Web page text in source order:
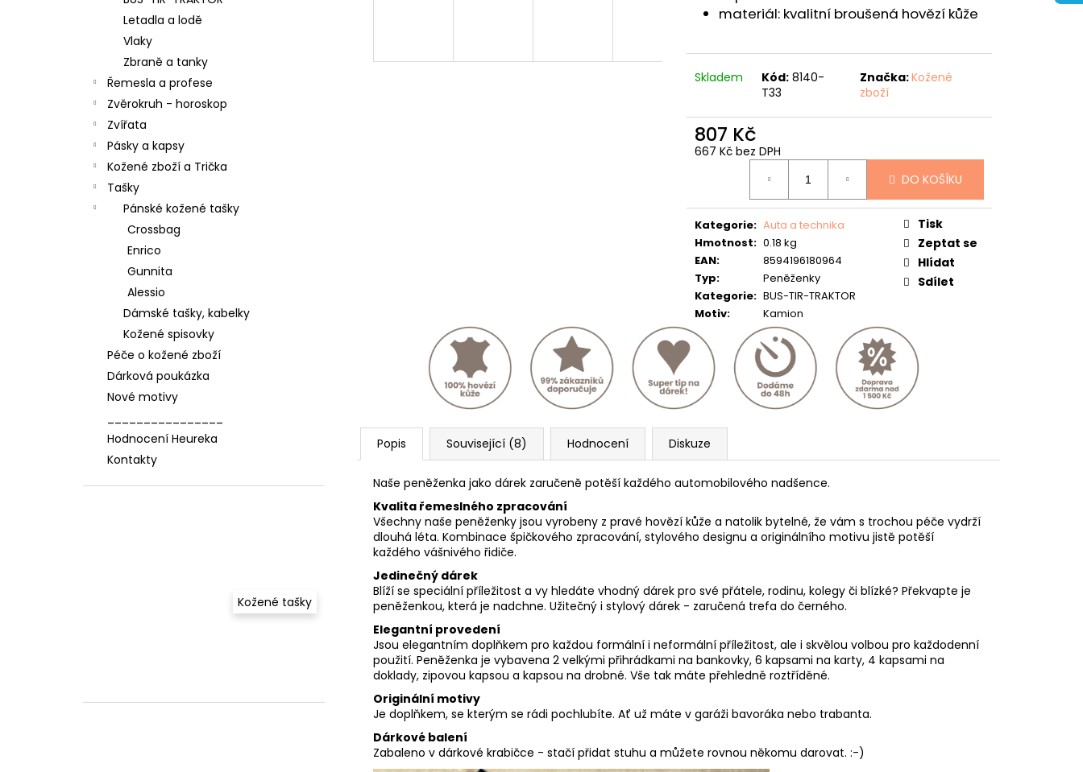
Letadla a lodě
Vlaky
Zbraně a tanky
Řemesla a profese
Zvěrokruh - horoskop
Zvířata
Pásky a kapsy
Kožené zboží a Trička
Tašky
Pánské kožené tašky
Crossbag
Enrico
Gunnita
Alessio
Dámské tašky, kabelky
Kožené spisovky
Péče o kožené zboží
Dárková poukázka
Nové motivy
Hodnocení Heureka
Kontakty
Kožené tašky
materiál: kvalitní broušená hovězí kůže
Skladem Kód: 8140-
T33
Značka:Kožené
zboží
807 Kč
667 Kč bez DPH
DO KOŠÍKU
Kategorie: Auta a technika
Hmotnost: 0.18 kg
EAN:
8594196180964
Typ:
Peněženky
Kategorie: BUS-TIR-TRAKTOR
Motiv: Kamion
Tisk
Zeptat se
Hlídat
Sdílet
Popis Související (8) Hodnocení Diskuze
Naše peněženka jako dárek zaručeně potěší každého automobilového nadšence.
Kvalita řemeslného zpracování
Všechny naše peněženky jsou vyrobeny z pravé hovězí kůže a natolik bytelné, že vám s trochou péče vydrží
dlouhá léta. Kombinace špičkového zpracování, stylového designu a originálního motivu jistě potěší
každého vášnivého řidiče.
Jedinečný dárek
Blíží se speciální příležitost a vy hledáte vhodný dárek pro své přátele, rodinu, kolegy či blízké? Překvapte je
peněženkou, která je nadchne. Užitečný i stylový dárek - zaručená trefa do černého.
Elegantní provedení
Jsou elegantním doplňkem pro každou formální i neformální příležitost, ale i skvělou volbou pro každodenní
použití. Peněženka je vybavena 2 velkými přihrádkami na bankovky, 6 kapsami na karty, 4 kapsami na
doklady, zipovou kapsou a kapsou na drobné. Vše tak máte přehledně roztříděné.
Originální motivy
Je doplňkem, se kterým se rádi pochlubíte. Ať už máte v garáži bavoráka nebo trabanta.
Dárkové balení
Zabaleno v dárkové krabičce - stačí přidat stuhu a můžete rovnou někomu darovat. :-)